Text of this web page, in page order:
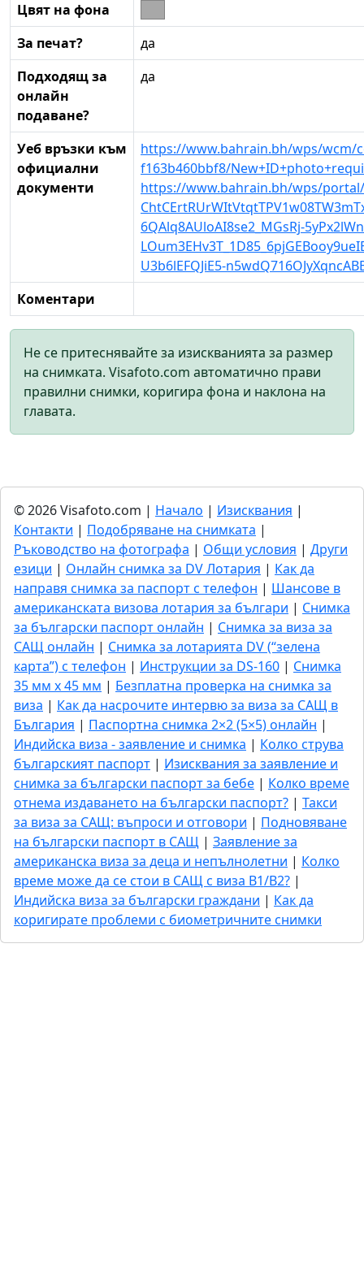
Цвят на фона
За печат?
да
Подходящ за
онлайн
подаване?
да
Уеб връзки към
официални
документи
https://www.bahrain.bh/wps/wcm/
f163b460bbf8/
https://www.bahrain.bh/wps/portal/
6QAlq8AUloAI8se2_MGsRj-
U3b6lEFQJiE5-
Коментари
Не се притеснявайте за изискванията за размер
на снимката. Visafoto.com автоматично прави
правилни снимки, коригира фона и наклона на
главата.
© 2026 Visafoto.com | Начало | Изисквания |
Контакти | Подобряване на снимката |
Ръководство на фотографа | Общи условия | Други
езици | Онлайн снимка за DV Лотария | Как да
направя снимка за паспорт с телефон | Шансове в
американската визова лотария за българи | Снимка
за български паспорт онлайн | Снимка за виза за
САЩ онлайн | Снимка за лотарията DV (“зелена
карта”) с телефон | Инструкции за DS-160 | Снимка
35 мм x 45 мм | Безплатна проверка на снимка за
виза | Как да насрочите интервю за виза за САЩ в
България | Паспортна снимка 2×2 (5×5) онлайн |
Индийска виза - заявление и снимка | Колко струва
българският паспорт | Изисквания за заявление и
снимка за български паспорт за бебе | Колко време
отнема издаването на български паспорт? | Такси
за виза за САЩ: въпроси и отговори | Подновяване
на български паспорт в САЩ | Заявление за
американска виза за деца и непълнолетни | Колко
време може да се стои в САЩ с виза B1/B2? |
Индийска виза за български граждани | Как да
коригирате проблеми с биометричните снимки